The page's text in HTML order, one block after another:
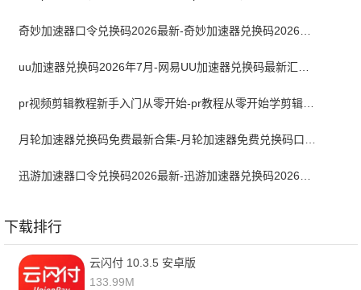
pr视频剪辑教程新手入门从零开始-pr教程从零开始学剪辑全集免费
下载排行
云闪付 10.3.5 安卓版
133.99M